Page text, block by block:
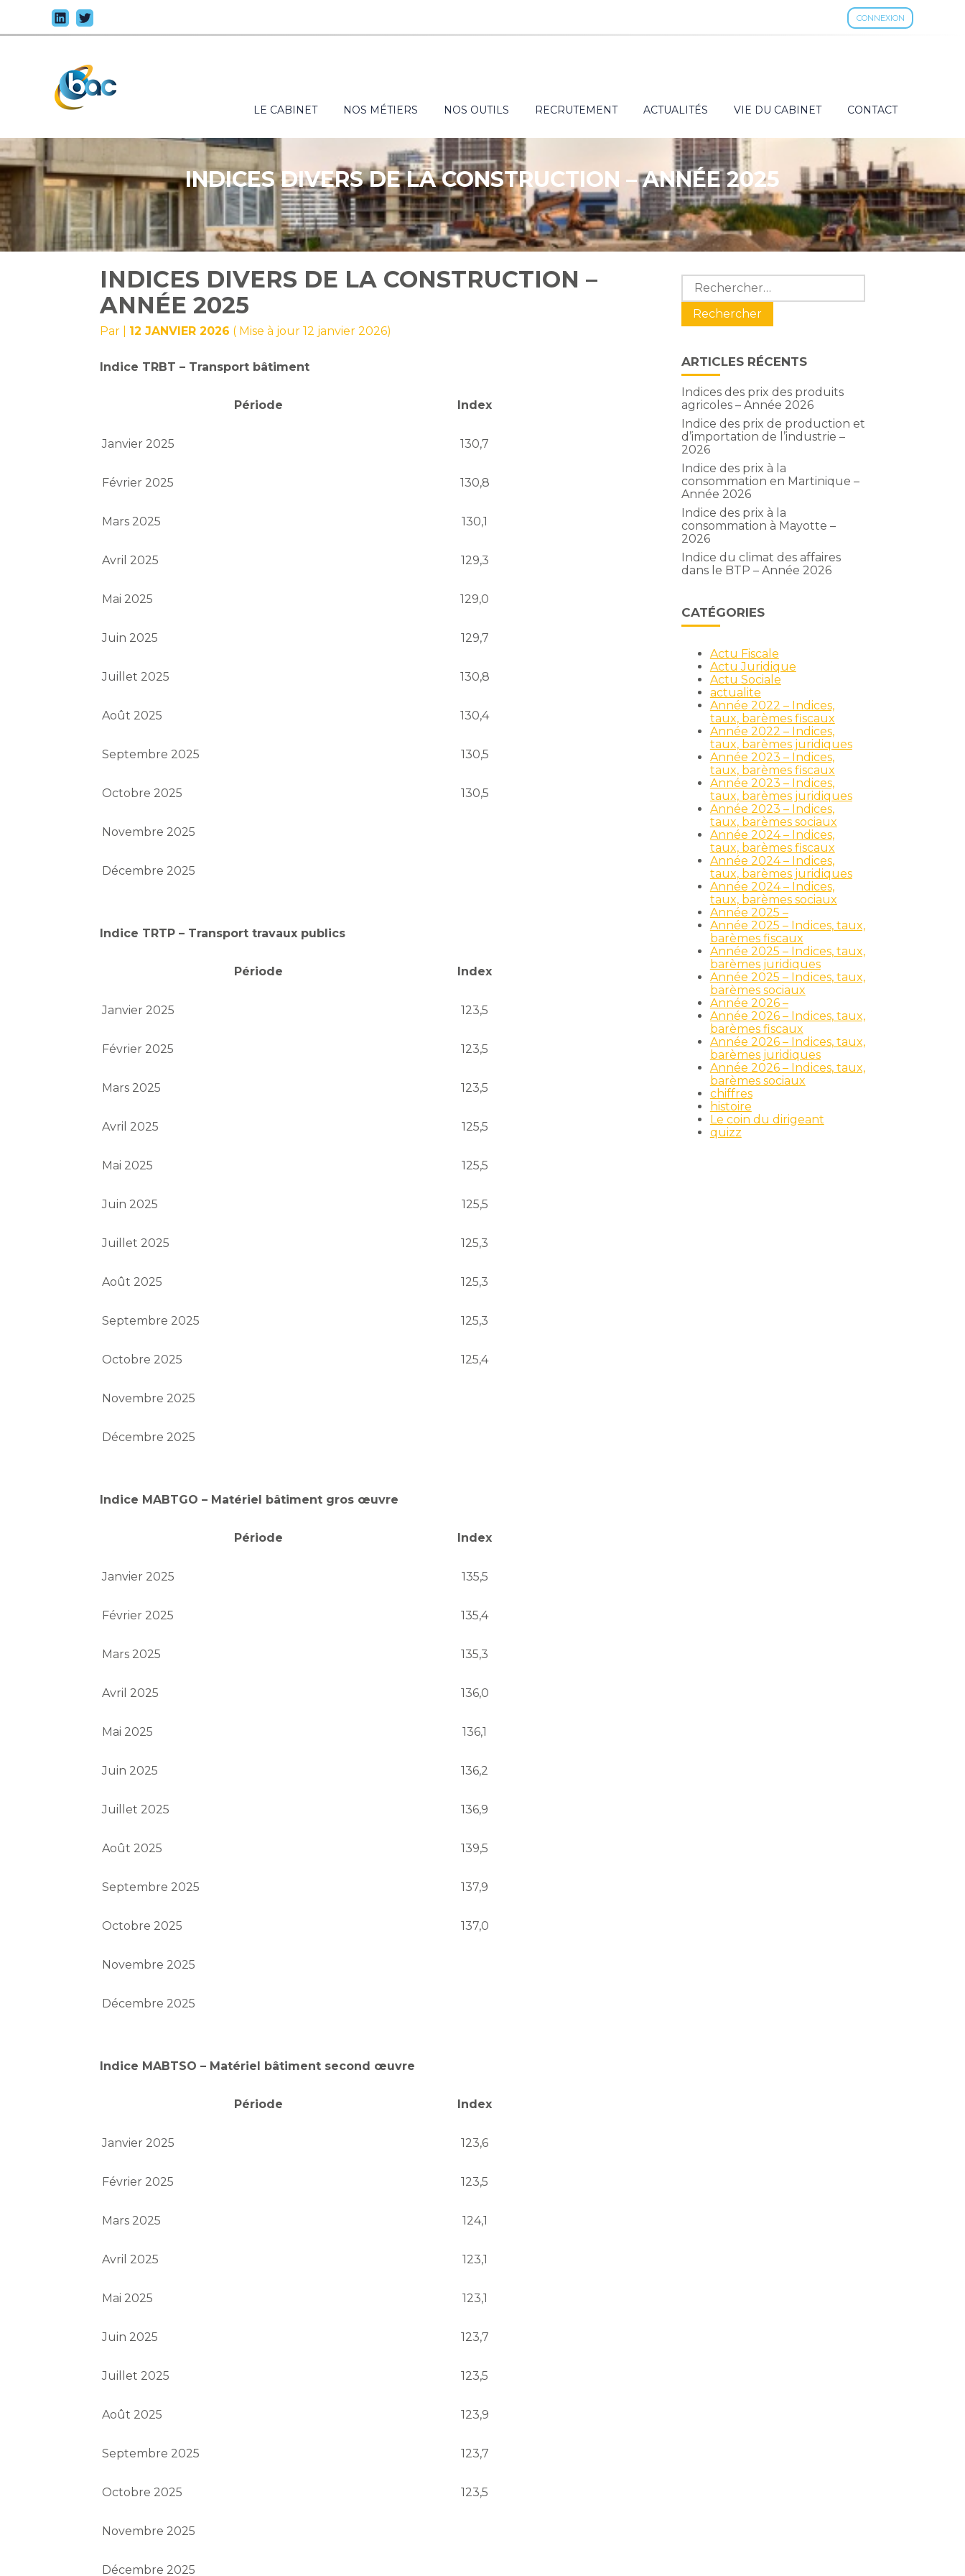
CONNEXION
au
Principal
LE CABINET NOS MÉTIERS NOS OUTILS RECRUTEMENT ACTUALITÉS VIE DU CABINET CONTACT
INDICES DIVERS DE LA CONSTRUCTION – ANNÉE 2025
INDICES DIVERS DE LA CONSTRUCTION –
ANNÉE 2025
Par 12 JANVIER 2026 ( Mise à jour 12 janvier 2026)
Indice TRBT – Transport bâtiment
Période Index
Janvier 2025 130,7
Février 2025 130,8
Mars 2025 130,1
Avril 2025 129,3
Mai 2025 129,0
Juin 2025 129,7
Juillet 2025 130,8
Août 2025 130,4
Septembre 2025 130,5
Octobre 2025 130,5
Novembre 2025
Décembre 2025
Indice TRTP – Transport travaux publics
Période Index
Janvier 2025 123,5
Février 2025 123,5
Mars 2025 123,5
Avril 2025 125,5
Mai 2025 125,5
Juin 2025 125,5
Juillet 2025 125,3
Août 2025 125,3
Septembre 2025 125,3
Octobre 2025 125,4
Novembre 2025
Décembre 2025
Indice MABTGO – Matériel bâtiment gros œuvre
Période Index
Janvier 2025 135,5
Février 2025 135,4
Mars 2025 135,3
Avril 2025 136,0
Mai 2025 136,1
Juin 2025 136,2
Juillet 2025 136,9
Août 2025 139,5
Septembre 2025 137,9
Octobre 2025 137,0
Novembre 2025
Décembre 2025
Indice MABTSO – Matériel bâtiment second œuvre
Période Index
Janvier 2025 123,6
Février 2025 123,5
Mars 2025 124,1
Avril 2025 123,1
Mai 2025 123,1
Juin 2025 123,7
Juillet 2025 123,5
Août 2025 123,9
Septembre 2025 123,7
Octobre 2025 123,5
Novembre 2025
Décembre 2025
Blog
sidebar
Rechercher :
ARTICLES RÉCENTS
Indices des prix des produits
agricoles – Année 2026
Indice des prix de production et
d’importation de l’industrie –
2026
Indice des prix à la
consommation en Martinique –
Année 2026
Indice des prix à la
consommation à Mayotte –
2026
Indice du climat des affaires
dans le BTP – Année 2026
CATÉGORIES
Actu Fiscale
Actu Juridique
Actu Sociale
actualite
Année 2022 – Indices,
taux, barèmes fiscaux
Année 2022 – Indices,
taux, barèmes juridiques
Année 2023 – Indices,
taux, barèmes fiscaux
Année 2023 – Indices,
taux, barèmes juridiques
Année 2023 – Indices,
taux, barèmes sociaux
Année 2024 – Indices,
taux, barèmes fiscaux
Année 2024 – Indices,
taux, barèmes juridiques
Année 2024 – Indices,
taux, barèmes sociaux
Année 2025 –
Année 2025 – Indices, taux,
barèmes fiscaux
Année 2025 – Indices, taux,
barèmes juridiques
Année 2025 – Indices, taux,
barèmes sociaux
Année 2026 –
Année 2026 – Indices, taux,
barèmes fiscaux
Année 2026 – Indices, taux,
barèmes juridiques
Année 2026 – Indices, taux,
barèmes sociaux
chiffres
histoire
Le coin du dirigeant
quizz